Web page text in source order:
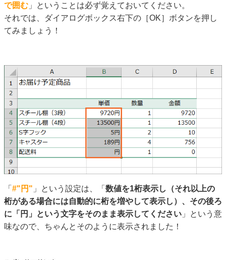
で囲む 」ということは必ず覚えておいてください。
それでは、ダイアログボックス右下の［OK］ボタンを押し
てみましょう！
「 #"円" 」という設定は、「 数値を1桁表示し（それ以上の
桁がある場合には自動的に桁を増やして表示し）、その後ろ
に「円」という文字をそのまま表示してください 」という意
味なので、ちゃんとそのように表示されました！